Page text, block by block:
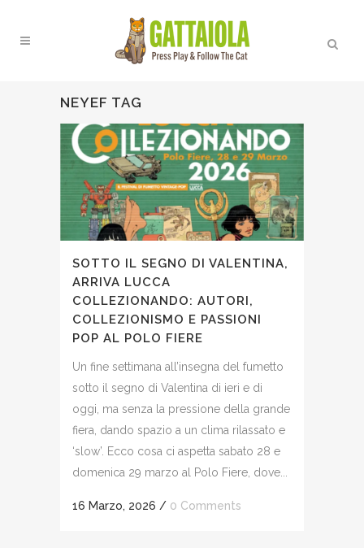
NEYEF TAG
SOTTO IL SEGNO DI VALENTINA,
ARRIVA LUCCA
COLLEZIONANDO: AUTORI,
COLLEZIONISMO E PASSIONI
POP AL POLO FIERE
Un fine settimana all’insegna del fumetto
sotto il segno di Valentina di ieri e di
oggi, ma senza la pressione della grande
fiera, dando spazio a un clima rilassato e
‘slow’. Ecco cosa ci aspetta sabato 28 e
domenica 29 marzo al Polo Fiere, dove...
16 Marzo, 2026 / 0 Comments